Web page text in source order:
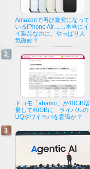
Amazonで再び激安になって
いるiPhone Air……本当にイ
イ製品なのに、やっぱり人
気微妙？
ドコモ「ahamo」が10GB増
量して40GBに ライバルの
UQやワイモバを意識か？